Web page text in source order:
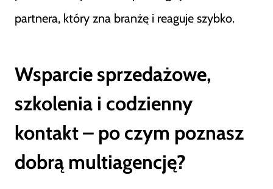
partnera, który zna branżę i reaguje szybko.
Wsparcie sprzedażowe,
szkolenia i codzienny
kontakt – po czym poznasz
dobrą multiagencję?